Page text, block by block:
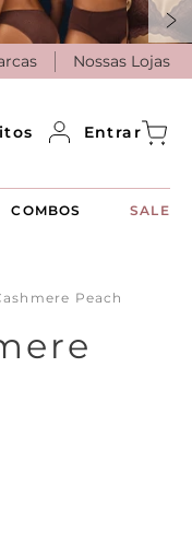
Nossas Lojas
Entrar
COMBOS SALE
Peach